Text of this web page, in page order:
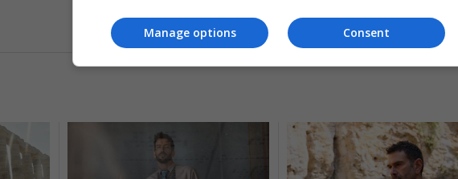
Consent
Manage options